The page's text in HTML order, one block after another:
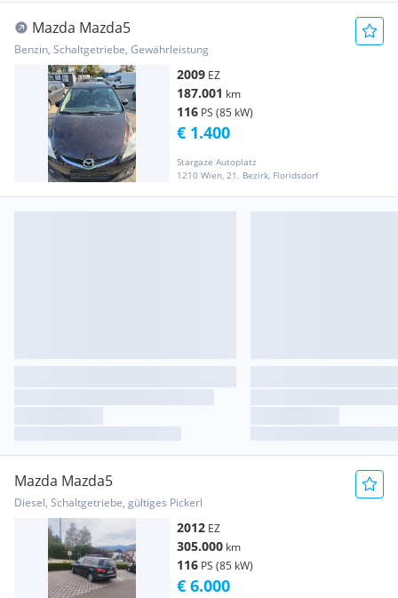
Mazda Mazda5
Benzin, Schaltgetriebe, Gewährleistung
2009 EZ
187.001 km
116 PS (85 kW)
Stargaze Autoplatz
1210 Wien, 21. Bezirk, Floridsdorf
€ 1.400
Mazda Mazda5
Diesel, Schaltgetriebe, gültiges Pickerl
2012 EZ
305.000 km
116 PS (85 kW)
€ 6.000